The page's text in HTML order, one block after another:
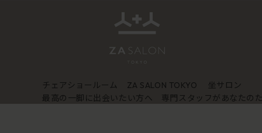
チェアショールーム ZA SALON TOKYO
坐サロン
最高の一脚に出会いたい方へ 専門スタッフがあなたの